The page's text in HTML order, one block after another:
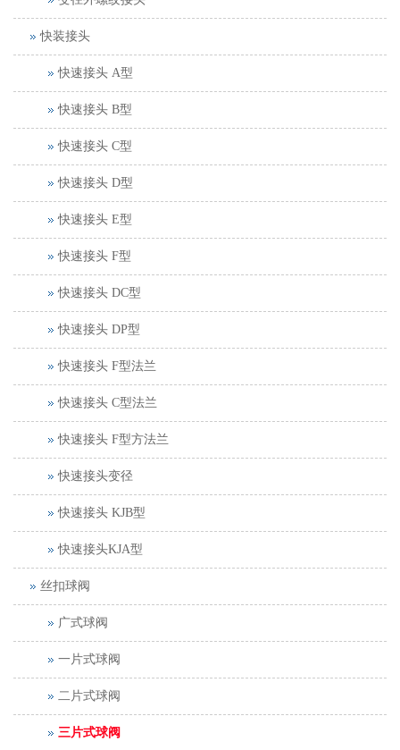
快装接头
快速接头 A型
快速接头 B型
快速接头 C型
快速接头 D型
快速接头 E型
快速接头 F型
快速接头 DC型
快速接头 DP型
快速接头 F型法兰
快速接头 C型法兰
快速接头 F型方法兰
快速接头变径
快速接头 KJB型
快速接头KJA型
丝扣球阀
广式球阀
一片式球阀
二片式球阀
三片式球阀